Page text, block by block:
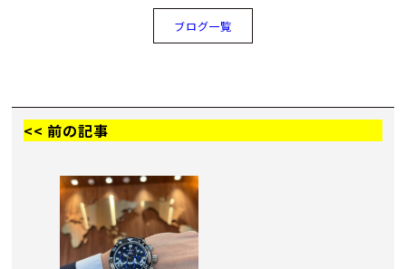
ブログ一覧
<< 前の記事